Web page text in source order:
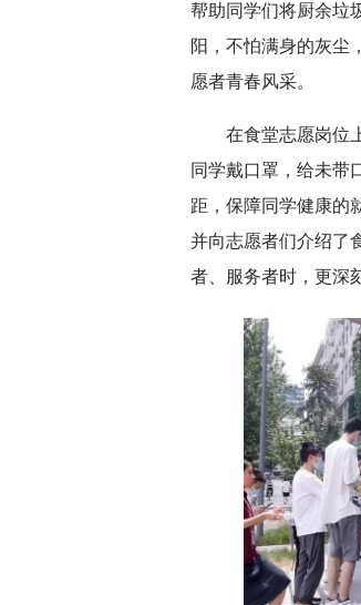
帮助同学们将厨余垃
阳，不怕满身的灰尘
愿者青春风采。
在食堂志愿岗位
同学戴口罩，给未带
距，保障同学健康的
并向志愿者们介绍了
者、服务者时，更深